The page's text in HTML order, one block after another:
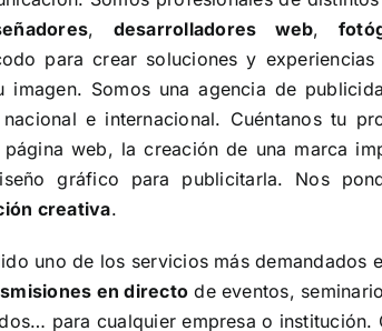
, desarrolladores web,
para crear soluciones y
imagen. Somos una agencia de
e internacional. Cuéntanos tu
web, la creación de una marca
gráfico para publicitarla. Nos
creativa.
uno de los servicios más demandados
en directo de eventos,
para cualquier empresa o institución.